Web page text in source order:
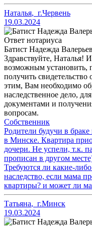
Наталья, г.Червень
19.03.2024
Ответ нотариуса
Батист Надежда
Здравствуйте, Наталья!
возможным установить,
получить свидетельство
этим, Вам необходимо
наследственное дело,
документами и
вопросам.
Собственник
Родители будучи в
в Минске. Квартира
дочери. Не успели, т.к.
прописан в другом
Требуются ли какие-
наследство, если мама
квартиры? и может ли
Татьяна, г.Минск
19.03.2024